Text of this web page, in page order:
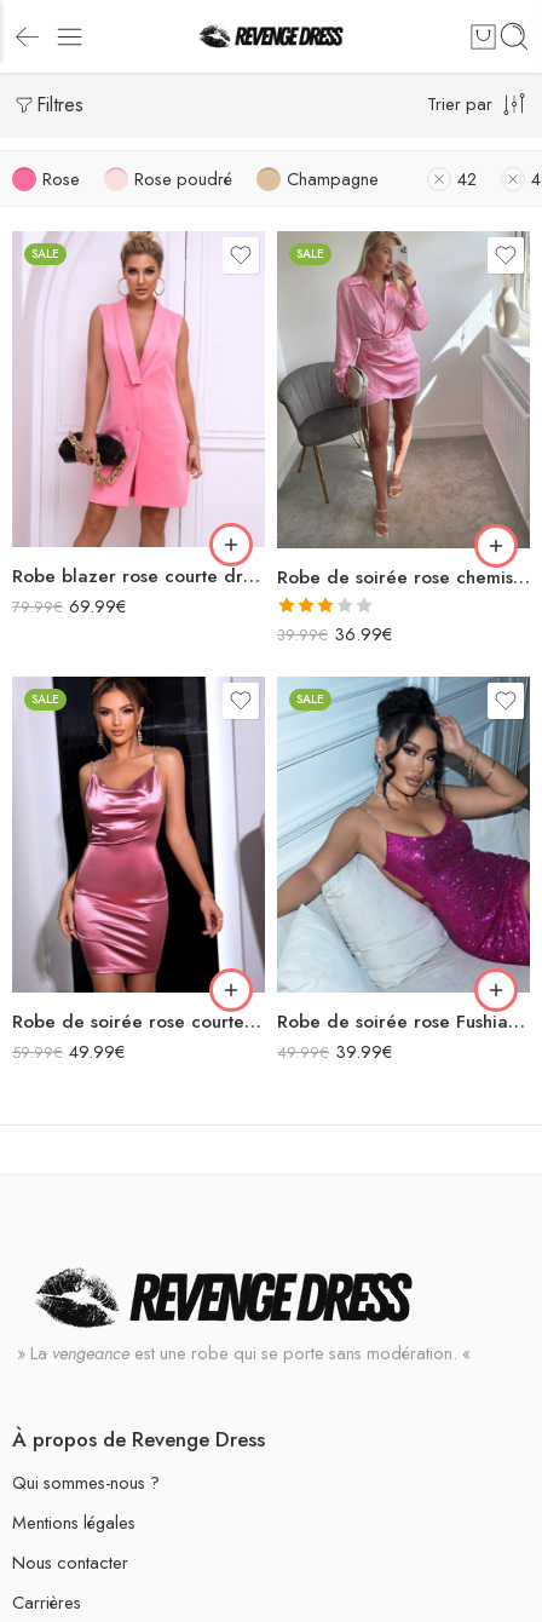
Filtres Trier par
Rose Rose poudré Champagne 42
SALE
Robe blazer rose courte droite sans manches
79.99€ 69.99€
SALE
Robe de soirée rose chemisier en satin
Note
sur 5
39.99€ 36.99€
SALE
Robe de soirée rose courte moulante dos nu col bénitier bretelles strass
59.99€ 49.99€
SALE
Robe de soirée rose Fushia sexy à paillettes bretelles spaghettis argentée dos nu avec découpe
49.99€ 39.99€
» La vengeance est une robe qui se porte sans modération. «
À propos de Revenge Dress
Qui sommes-nous ?
Mentions légales
Nous contacter
Carrières